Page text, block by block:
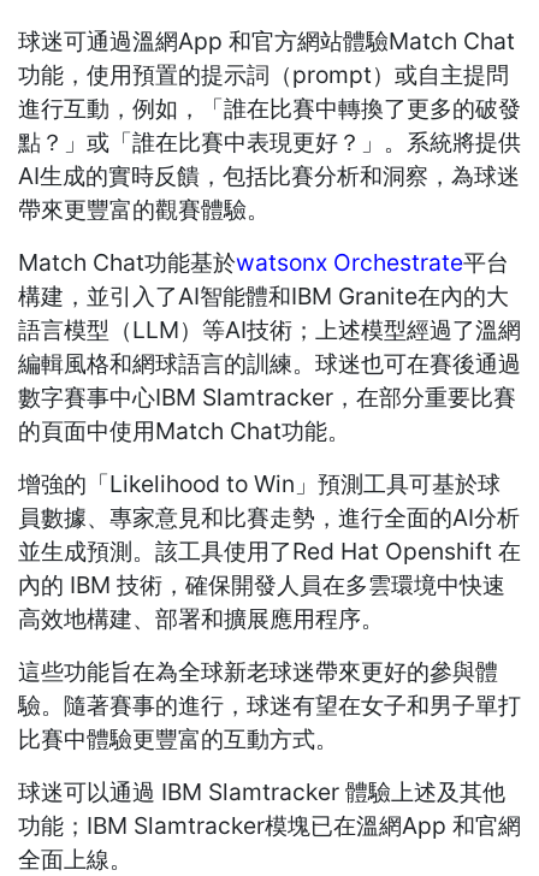
球迷可通過溫網App 和官方網站體驗Match Chat
功能，使用預置的提示詞（prompt）或自主提問
進行互動，例如，「誰在比賽中轉換了更多的破發
點？」或「誰在比賽中表現更好？」。系統將提供
AI生成的實時反饋，包括比賽分析和洞察，為球迷
帶來更豐富的觀賽體驗。
Match Chat功能基於watsonx Orchestrate平台
構建，並引入了AI智能體和IBM Granite在內的大
語言模型（LLM）等AI技術；上述模型經過了溫網
編輯風格和網球語言的訓練。球迷也可在賽後通過
數字賽事中心IBM Slamtracker，在部分重要比賽
的頁面中使用Match Chat功能。
增強的「Likelihood to Win」預測工具可基於球
員數據、專家意見和比賽走勢，進行全面的AI分析
並生成預測。該工具使用了Red Hat Openshift 在
內的 IBM 技術，確保開發人員在多雲環境中快速
高效地構建、部署和擴展應用程序。
這些功能旨在為全球新老球迷帶來更好的參與體
驗。隨著賽事的進行，球迷有望在女子和男子單打
比賽中體驗更豐富的互動方式。
球迷可以通過 IBM Slamtracker 體驗上述及其他
功能；IBM Slamtracker模塊已在溫網App 和官網
全面上線。